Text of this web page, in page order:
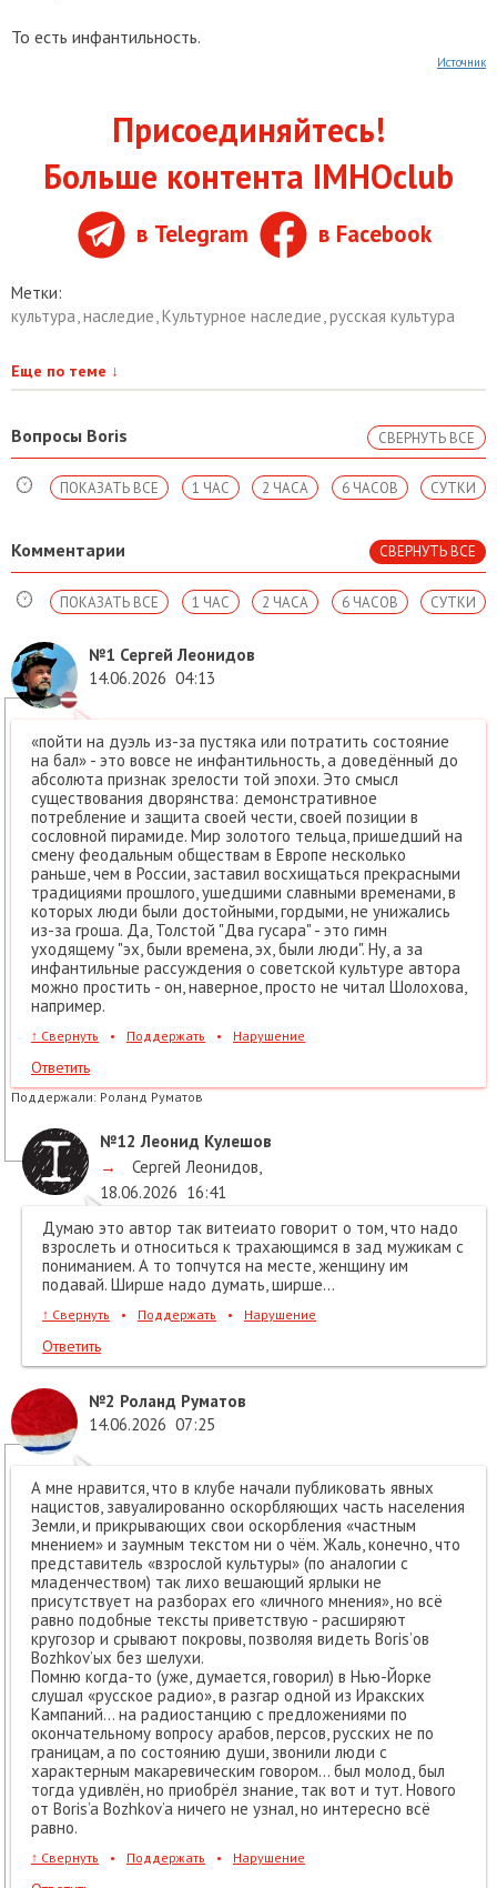
То есть инфантильность.
Источник
Присоединяйтесь!
Больше контента IMHOclub
в Telegram в Facebook
Метки:
культура наследие Культурное наследие русская культура
Еще по теме ↓
Вопросы Boris СВЕРНУТЬ ВСЕ
СУТКИ
6 ЧАСОВ
2 ЧАСА
1 ЧАС
ПОКАЗАТЬ ВСЕ
Комментарии СВЕРНУТЬ ВСЕ
СУТКИ
6 ЧАСОВ
2 ЧАСА
1 ЧАС
ПОКАЗАТЬ ВСЕ
№1 Сергей Леонидов
14.06.2026 04:13
«пойти на дуэль из-за пустяка или потратить состояние
на бал» - это вовсе не инфантильность, а доведённый до
абсолюта признак зрелости той эпохи. Это смысл
существования дворянства: демонстративное
потребление и защита своей чести, своей позиции в
сословной пирамиде. Мир золотого тельца, пришедший на
смену феодальным обществам в Европе несколько
раньше, чем в России, заставил восхищаться прекрасными
традициями прошлого, ушедшими славными временами, в
которых люди были достойными, гордыми, не унижались
из-за гроша. Да, Толстой "Два гусара" - это гимн
уходящему "эх, были времена, эх, были люди". Ну, а за
инфантильные рассуждения о советской культуре автора
можно простить - он, наверное, просто не читал Шолохова,
например.
↑ Свернуть • Поддержать • Нарушение
Ответить
Поддержали: Роланд Руматов
№12 Леонид Кулешов
→
Сергей Леонидов
18.06.2026 16:41
Думаю это автор так витеиато говорит о том, что надо
взрослеть и относиться к трахающимся в зад мужикам с
пониманием. А то топчутся на месте, женщину им
подавай. Ширше надо думать, ширше...
↑ Свернуть • Поддержать • Нарушение
Ответить
№2 Роланд Руматов
14.06.2026 07:25
А мне нравится, что в клубе начали публиковать явных
нацистов, завуалированно оскорбляющих часть населения
Земли, и прикрывающих свои оскорбления «частным
мнением» и заумным текстом ни о чём. Жаль, конечно, что
представитель «взрослой культуры» (по аналогии с
младенчеством) так лихо вешающий ярлыки не
присутствует на разборах его «личного мнения», но всё
равно подобные тексты приветствую - расширяют
кругозор и срывают покровы, позволяя видеть Boris’ов
Bozhkov’ых без шелухи.
Помню когда-то (уже, думается, говорил) в Нью-Йорке
слушал «русское радио», в разгар одной из Иракских
Кампаний… на радиостанцию с предложениями по
окончательному вопросу арабов, персов, русских не по
границам, а по состоянию души, звонили люди с
характерным макаревическим говором… был молод, был
тогда удивлён, но приобрёл знание, так вот и тут. Нового
от Boris’a Bozhkov’a ничего не узнал, но интересно всё
равно.
↑ Свернуть • Поддержать • Нарушение